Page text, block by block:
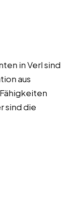
in Verl sind
aus
sind die